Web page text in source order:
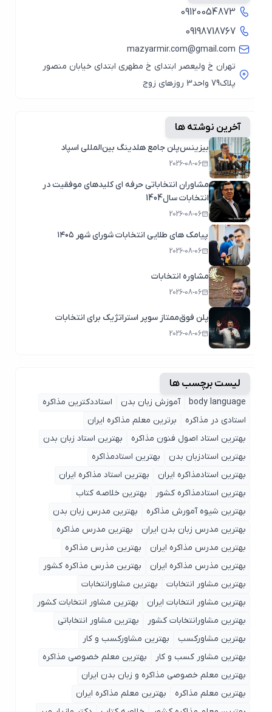
09120054873
09198718767
mazyarmir.com@gmail.com
تهران خ ولیعصر ابتدای خ مطهری ابتدای خیابان منصور
آخرین نوشته ها
بیزینس‌پلن جامع هلدینگ بین‌المللی اسپاد
2026-08-06
مشاوران انتخاباتی حرفه ای کلیدهای موفقیت در
انتخابات سال1404
2026-08-06
پیامک های طلایی انتخابات شورای شهر ۱۴۰۵
2026-08-06
مشاوره انتخابات
2026-08-06
پلن فوق‌ممتاز سوپر استراتژیک برای انتخابات
2026-08-06
لیست برچسب ها
body language آموزش زبان بدن
استاددکترین مذاکره
استادی در مذاکره
برترین معلم مذاکره ایران
بهترین استاد اصول ‌فنون مذاکره
بهترین استاد زبان بدن
بهترین استادزبان بدن
بهترین استادمذاکره
بهترین استادمذاکره ایران
بهترین استاد مذاکره ایران
بهترین استادمذاکره کشور
بهترین خلاصه کتاب
بهترین شیوه آمورش مذاکره
بهترین مدرس زبان بدن
بهترین مدرس زبان بدن ایران
بهترین مدرس مذاکره
بهترین مدرس مذاکره ایران
بهترین مذرس مذاکره
بهترین مذرس مذاکره ایران
بهترین مذرس مذاکره کشور
بهترین مشاور انتخابات
بهترین مشاورانتخابات
بهترین مشاور انتخابات ایران
بهترین مشاور انتخابات کشور
بهترین مشاورانتخابات کشور
بهترین مشاور انتخاباتی
بهترین مشاورکسب
بهترین مشاورکسب و کار
بهترین مشاور کسب و کار
بهترین معلم خصوصی مذاکره
بهترین معلم خصوصی مذاکره و زبان بدن ایران
بهترین معلم مذاکره
بهترین معلم مذاکره ایران